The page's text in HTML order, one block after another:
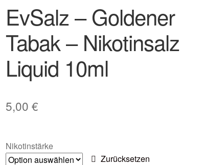
EvSalz – Goldener
Tabak – Nikotinsalz
Liquid 10ml
5,00€
Nikotinstärke
Zurücksetzen